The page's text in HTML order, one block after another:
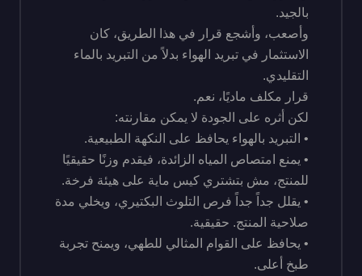
بالجيد.
وأصعب، وأشجع قرار في هذا الطريق، كان
الاستثمار في تبريد الهواء بدلاً من التبريد بالماء
التقليدي.
قرار مكلف ماديًا، نعم.
لكن أثره على الجودة لا يمكن مقارنته:
• التبريد بالهواء يحافظ على النكهة الطبيعية.
• يمنع امتصاص المياه الزائدة، فيقدم وزنًا حقيقيًا
للمنتج، مش بتشتري كيس ماية على هيئة فرخة.
• يقلل جداً جداً فرص التلوث البكتيري، ويخلي مدة
صلاحية المنتج. حقيقية.
• يحافظ على القوام المثالي للطهي، ويمنح تجربة
طبخ أعلى.